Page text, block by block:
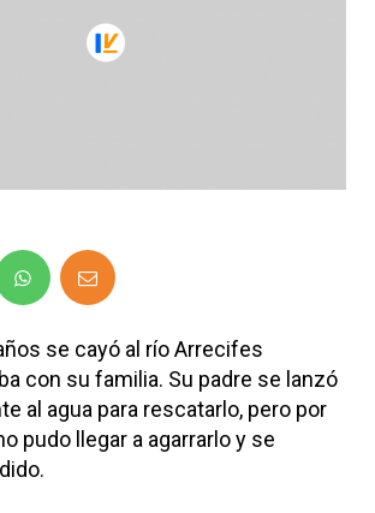
se cayó al río Arrecifes
con su familia. Su padre se lanzó
al agua para rescatarlo, pero por
pudo llegar a agarrarlo y se